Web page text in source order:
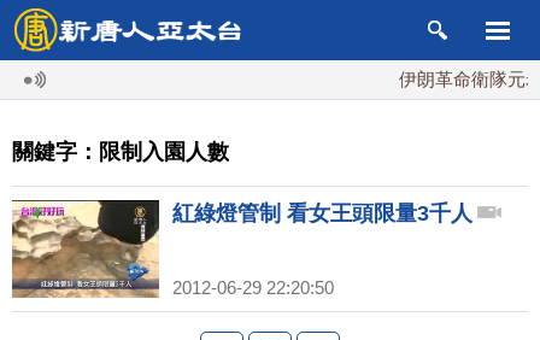
伊朗革命衛隊元
關鍵字：限制入園人數
紅綠燈管制 看女王頭限量3千人
2012-06-29 22:20:50